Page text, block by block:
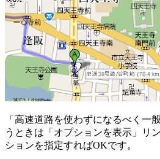
「高速道路を使わずになるべく一
うときは「オプションを表示」リ
ションを指定すればOKです。